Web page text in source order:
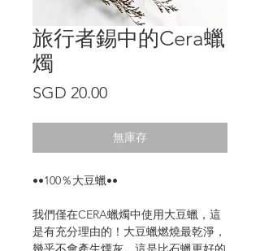
旅行者錫中的Cera蠟
燭
SGD 20.00價
無庫存
••100％大豆蠟••
我們僅在CERA蠟燭中使用大豆蠟，這
是有充分理由的！大豆蠟燃燒最乾淨，